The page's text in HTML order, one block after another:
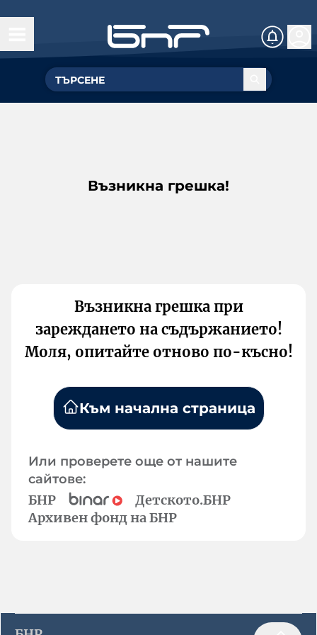
Възникна грешка!
Възникна грешка при
зареждането на съдържанието!
Моля, опитайте отново по-късно!
Към начална страница
Или проверете още от нашите
сайтове:
БНР
Детското.БНР
Архивен фонд на БНР